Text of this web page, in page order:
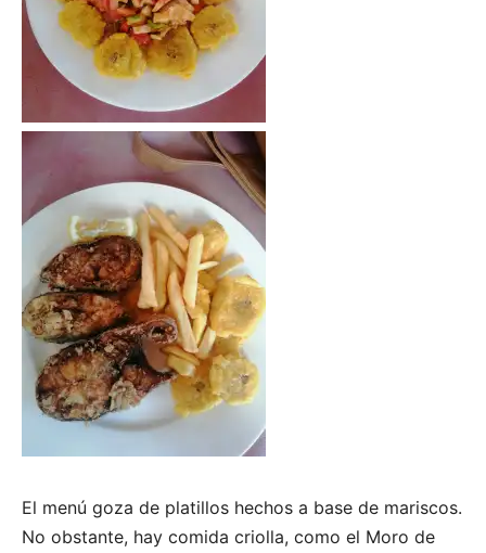
El menú goza de platillos hechos a base de mariscos.
No obstante, hay comida criolla, como el Moro de